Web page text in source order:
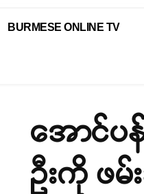
BURMESE ONLINE TV
အောင်ပ
ဦးကို ဖမ်